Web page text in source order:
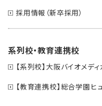
採用情報（新卒採用）
系列校・教育連携校
【系列校】大阪バイオメデ
【教育連携校】総合学園ヒ